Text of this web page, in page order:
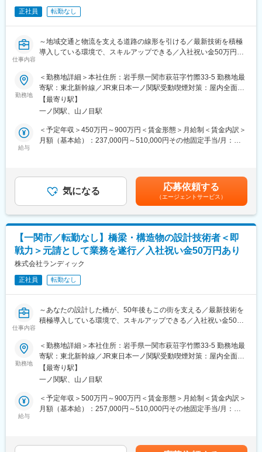
■ランドワークGについて：
ープです。
東北を中心に15社が連携し、技術・ノウハウを共有しています
変更の範囲：会社の定める業務
◇道路附属施設（照明、防護柵、標識等）の設計
◇設計図面作成、数量計算、設計報告書作成
◇成果品の品質管理・照査
◇後進技術者の指導・育成
■ポジションの魅力：
◇元請として発注者と直接折衝するため、自分の名前で仕事がで
きる環境です
◇あなたが線形を引いた道路が、地域交通と物流を支えます
ップが叶う環境です
※技術スペシャリストとしてのキャリアも選択可能です。
■当社の特徴：
ランディックは創業50周年を迎え、測量・地質調査・建設コンサ
ルタント・補償コンサルタント・GIS分野までインフラをトータル
に支える技術者集団です。UAV・3次元モデル・CIMへの対応な
ど、「新しい技術を現場で使い切る」ことを重視しています。
■ランドワークGについて：
ランドワークグループは、建設コンサルタント事業をはじめ、墓
東北を中心に15社が連携し、技術・ノウハウを共有しています
正社員 転勤なし
仕事内容
～地域交通と物流を支える道路の線形を引ける／最新技術を積極
導入している環境で、スキルアップできる／入社祝い金50万円あ
■ポジションの魅力：
◎入社祝い金50万円あり
◎3Dレーザースキャナー・UAV測量・BIM/CIM、生成AI活用等の
最新技術を推進中
◎年間休日125日・月平均残業15時間。暮らしと仕事の両立を実
現
◎技術士・RCCM保有者が多数在籍と、切磋琢磨できる技術者集
場環境
■業務内容：
◇道路の予備・詳細設計
◇交差点設計（平面交差・立体交差）
◇道路線形設計・縦横断設計
◇道路附属施設（照明、防護柵、標識等）の設計
◇設計図面作成、数量計算、設計報告書作成
◇成果品の品質管理・照査
◇後進技術者の指導・育成
■ポジションの魅力：
◇元請として発注者と直接折衝するため、自分の名前で仕事がで
きる環境です
◇あなたが線形を引いた道路が、地域交通と物流を支えます
ップが叶う環境です
勤務地
＜勤務地詳細＞本社住所：岩手県一関市萩荘字竹際33-5 勤務地最
寄駅：東北新幹線／JR東日本一ノ関駅受動喫煙対策：屋内全面禁
煙変更の範囲：会社の定める事業所
【最寄り駅】
一ノ関駅、山ノ目駅
給与
＜予定年収＞450万円～900万円＜賃金形態＞月給制＜賃金内訳＞
月額（基本給）：237,000円～510,000円その他固定手当/月：
その他固定手当：・住宅手当8,000円～20,000円・資格手当5,000
円～20,000円賃金はあくまでも目安の金額であり、選考を通じて
上下する可能性があります。月給(月額)は固定手当を含めた表記で
す。
気になる 応募依頼する
（エージェントサービス）
【一関市／転勤なし】橋梁・構造物の設計技術者＜即
戦力＞元請として業務を遂行／入社祝い金50万円あり
株式会社ランディック
正社員 転勤なし
仕事内容
～あなたの設計した橋が、50年後もこの街を支える／最新技術を
積極導入している環境で、スキルアップできる／入社祝い金50万
■ポジションの魅力：
◎入社祝い金50万円あり※
◎3Dレーザースキャナー・UAV測量・BIM/CIM、生成AI活用等の
最新技術を推進中
◎年間休日125日・月平均残業15時間。暮らしと仕事の両立を実
現
◎技術士・RCCM保有者が多数在籍と、切磋琢磨できる技術者集
場環境
勤務地
＜勤務地詳細＞本社住所：岩手県一関市萩荘字竹際33-5 勤務地最
寄駅：東北新幹線／JR東日本一ノ関駅受動喫煙対策：屋内全面禁
煙変更の範囲：会社の定める事業所
【最寄り駅】
一ノ関駅、山ノ目駅
給与
＜予定年収＞500万円～900万円＜賃金形態＞月給制＜賃金内訳＞
月額（基本給）：257,000円～510,000円その他固定手当/月：